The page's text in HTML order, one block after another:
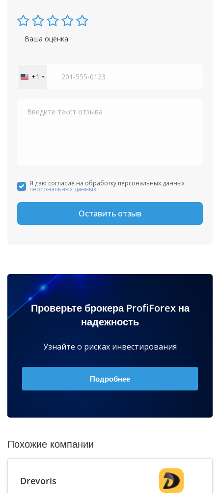
Ваша оценка
United
+1
Я даю согласие на обработку персональных данных
персональных данных.
Оставить отзыв
Проверьте брокера ProfiForex на
надежность
Узнайте о рисках инвестирования
Подробнее
Похожие компании
Drevoris